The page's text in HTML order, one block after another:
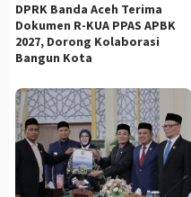
DPRK Banda Aceh Terima
Dokumen R-KUA PPAS APBK
2027, Dorong Kolaborasi
Bangun Kota